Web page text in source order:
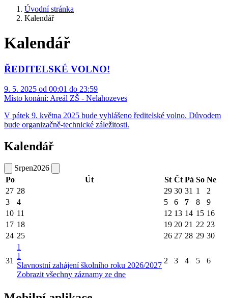
Úvodní stránka
Kalendář
Kalendář
ŘEDITELSKÉ VOLNO!
9. 5. 2025 od 00:01 do 23:59
Místo konání: Areál ZŠ - Nelahozeves
V pátek 9. května 2025 bude vyhlášeno ředitelské volno. Důvodem
bude organizačně-technické záležitosti.
Kalendář
Srpen2026
Po
Út St Čt Pá So Ne
27 28 29 30 31 1
2
3
4 5 6 7 8
9
10 11 12 13 14 15 16
17 18 19 20 21 22 23
24 25 26 27 28 29 30
31
1
1
Slavnostní zahájení školního roku 2026/2027
Zobrazit všechny záznamy ze dne
2 3 4 5 6